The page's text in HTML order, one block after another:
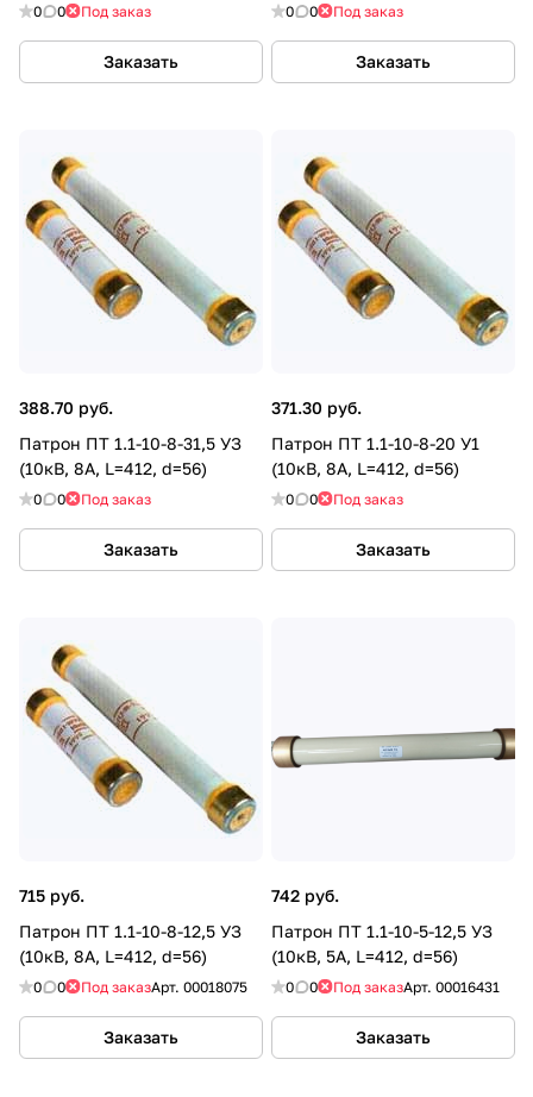
0 0 Под заказ
Заказать
0 0 Под заказ
Заказать
388.70 руб.
Патрон ПТ 1.1-10-8-31,5 УЗ
(10кВ, 8А, L=412, d=56)
0 0 Под заказ
Заказать
371.30 руб.
Патрон ПТ 1.1-10-8-20 У1
(10кВ, 8А, L=412, d=56)
0 0 Под заказ
Заказать
715 руб.
Патрон ПТ 1.1-10-8-12,5 УЗ
(10кВ, 8А, L=412, d=56)
0 0 Под заказАрт. 00018075
Заказать
742 руб.
Патрон ПТ 1.1-10-5-12,5 УЗ
(10кВ, 5А, L=412, d=56)
0 0 Под заказАрт. 00016431
Заказать